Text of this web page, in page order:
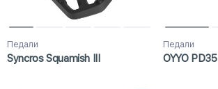
Педали
Syncros Squamish III
Педали
OYYO PD35